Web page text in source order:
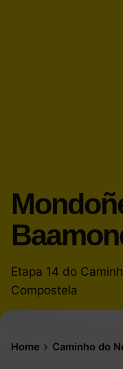
Etapa 14 do
Compostela
Home Caminho do